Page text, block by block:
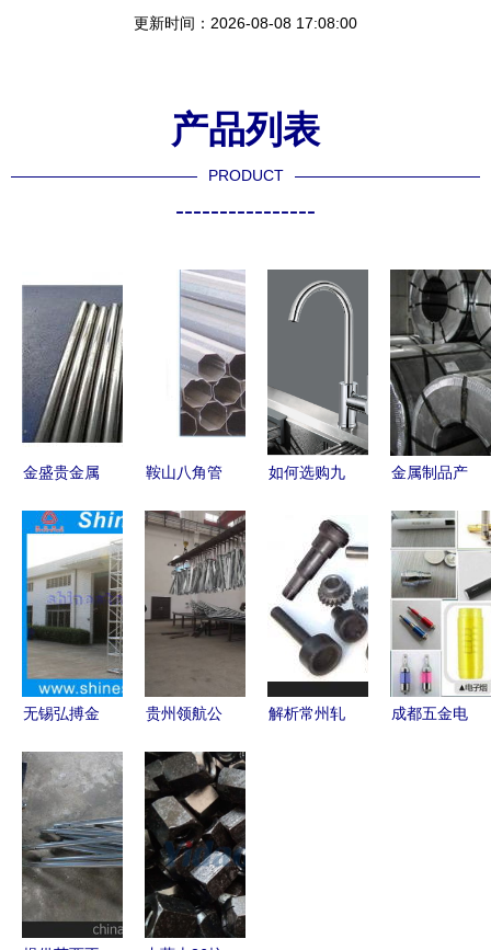
更新时间：2026-08-08 17:08:00
产品列表
PRODUCT
----------------
金盛贵金属
资回收，重
塑金属制品
的绿色价值
鞍山八角管
优质金属制
品，实惠抢
先购
如何选购九
龙头 风格
与功能性解
金属制品产
动与供需格
局分析
无锡弘搏金
深耕金属制
造，锻造品
质未来
贵州领航公
让钢
铁“穿”上防
腐衣，铸就
金属制品非
凡品质
解析常州轧
成都五金电